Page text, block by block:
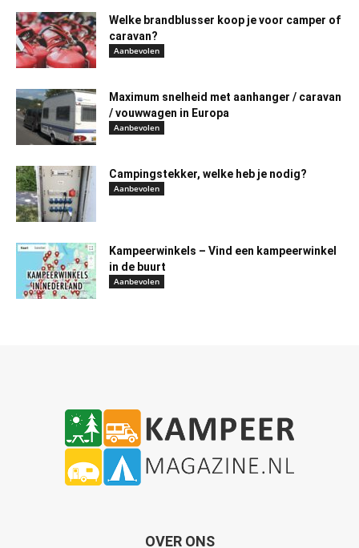
Welke brandblusser koop je voor camper of
caravan?
Aanbevolen
Maximum snelheid met aanhanger / caravan
/ vouwwagen in Europa
Aanbevolen
Campingstekker, welke heb je nodig?
Aanbevolen
Kampeerwinkels – Vind een kampeerwinkel
in de buurt
Aanbevolen
OVER ONS